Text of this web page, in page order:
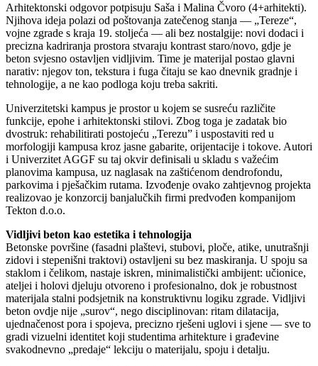
Arhitektonski odgovor potpisuju Saša i Malina Čvoro (4+arhitekti).
Njihova ideja polazi od poštovanja zatečenog stanja — „Tereze“,
vojne zgrade s kraja 19. stoljeća — ali bez nostalgije: novi dodaci i
precizna kadriranja prostora stvaraju kontrast staro/novo, gdje je
beton svjesno ostavljen vidljivim. Time je materijal postao glavni
narativ: njegov ton, tekstura i fuga čitaju se kao dnevnik gradnje i
tehnologije, a ne kao podloga koju treba sakriti.
Univerzitetski kampus je prostor u kojem se susreću različite
funkcije, epohe i arhitektonski stilovi. Zbog toga je zadatak bio
dvostruk: rehabilitirati postojeću „Terezu” i uspostaviti red u
morfologiji kampusa kroz jasne gabarite, orijentacije i tokove. Autori
i Univerzitet AGGF su taj okvir definisali u skladu s važećim
planovima kampusa, uz naglasak na zaštićenom dendrofondu,
parkovima i pješačkim rutama. Izvođenje ovako zahtjevnog projekta
realizovao je konzorcij banjalučkih firmi predvođen kompanijom
Tekton d.o.o.
Vidljivi beton kao estetika i tehnologija
Betonske površine (fasadni plaštevi, stubovi, ploče, atike, unutrašnji
zidovi i stepenišni traktovi) ostavljeni su bez maskiranja. U spoju sa
staklom i čelikom, nastaje iskren, minimalistički ambijent: učionice,
ateljei i holovi djeluju otvoreno i profesionalno, dok je robustnost
materijala stalni podsjetnik na konstruktivnu logiku zgrade. Vidljivi
beton ovdje nije „surov“, nego disciplinovan: ritam dilatacija,
ujednačenost pora i spojeva, precizno rješeni uglovi i sjene — sve to
gradi vizuelni identitet koji studentima arhitekture i građevine
svakodnevno „predaje“ lekciju o materijalu, spoju i detalju.